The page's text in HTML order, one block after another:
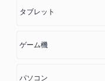
タブレット
ゲーム機
パソコン